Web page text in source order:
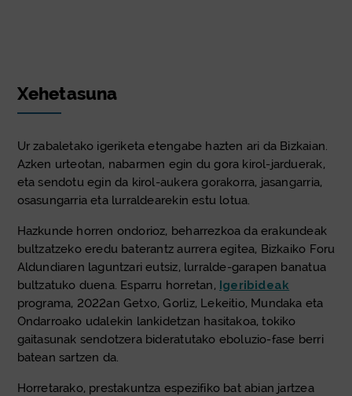
Xehetasuna
Ur zabaletako igeriketa etengabe hazten ari da Bizkaian.
Azken urteotan, nabarmen egin du gora kirol-jarduerak,
eta sendotu egin da kirol-aukera gorakorra, jasangarria,
osasungarria eta lurraldearekin estu lotua.
Hazkunde horren ondorioz, beharrezkoa da erakundeak
bultzatzeko eredu baterantz aurrera egitea, Bizkaiko Foru
Aldundiaren laguntzari eutsiz, lurralde-garapen banatua
bultzatuko duena. Esparru horretan, Igeribideak
programa, 2022an Getxo, Gorliz, Lekeitio, Mundaka eta
Ondarroako udalekin lankidetzan hasitakoa, tokiko
gaitasunak sendotzera bideratutako eboluzio-fase berri
batean sartzen da.
Horretarako, prestakuntza espezifiko bat abian jartzea